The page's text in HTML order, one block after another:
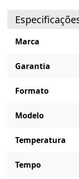
Marca
Garantia
Formato
Modelo
Temperatura
Tempo